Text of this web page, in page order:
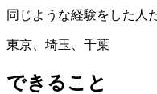
同じような経験をした人
東京、埼玉、千葉
できること